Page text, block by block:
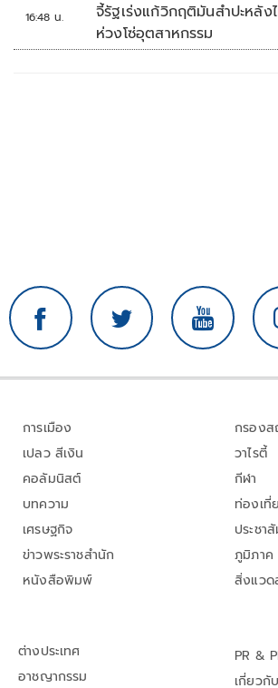
16:48 น.
จี้รัฐเร่งแก้วิกฤติมันสำปะหลัง
ห่วงโซ่อุตสาหกรรม
การเมือง
เปลว สีเงิน
คอลัมนิสต์
บทความ
เศรษฐกิจ
ข่าวพระราชสำนัก
หนังสือพิมพ์
กรอง
วาไรตี้
กีฬา
ท่องเ
ประชา
ภูมิภาค
สิ่งแวด
ต่างประเทศ
อาชญากรรม
PR &
เกี่ยวกับ